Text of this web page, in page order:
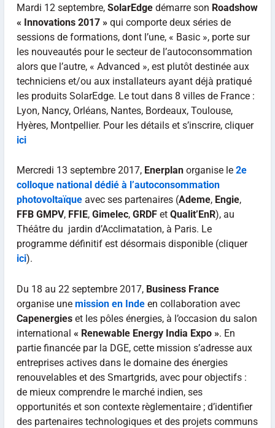
Mardi 12 septembre, SolarEdgedémarre son Roadshow
« Innovations 2017 »qui comporte deux séries de
sessions de formations, dont l’une, « Basic », porte sur
les nouveautés pour le secteur de l’autoconsommation
alors que l’autre, « Advanced », est plutôt destinée aux
techniciens et/ou aux installateurs ayant déjà pratiqué
les produits SolarEdge. Le tout dans 8 villes de France :
Lyon, Nancy, Orléans, Nantes, Bordeaux, Toulouse,
Hyères, Montpellier. Pour les détails et s’inscrire, cliquer
ici
Mercredi 13 septembre 2017, Enerplanorganise le 2e
colloque national dédié à l’autoconsommation
photovoltaïqueavec ses partenaires (Ademe,Engie,
FFB GMPV, FFIE, Gimelec, GRDFet Qualit’EnR), au
Théâtre du jardin d’Acclimatation, à Paris. Le
programme définitif est désormais disponible (cliquer
ici).
Du 18 au 22 septembre 2017, Business France
organise une mission en Indeen collaboration avec
Capenergieset les pôles énergies, à l’occasion du salon
international « Renewable Energy India Expo ». En
partie financée par la DGE, cette mission s’adresse aux
entreprises actives dans le domaine des énergies
renouvelables et des Smartgrids, avec pour objectifs :
de mieux comprendre le marché indien, ses
opportunités et son contexte règlementaire ; d’identifier
des partenaires technologiques et des projets communs